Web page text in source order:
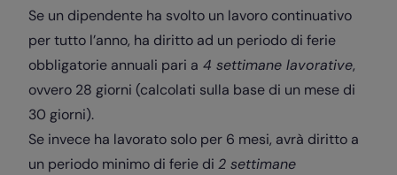
Se un dipendente ha svolto un lavoro continuativo
per tutto l’anno, ha diritto ad un periodo di ferie
obbligatorie annuali pari a 4 settimane lavorative,
ovvero 28 giorni (calcolati sulla base di un mese di
30 giorni).
Se invece ha lavorato solo per 6 mesi, avrà diritto a
un periodo minimo di ferie di 2 settimane